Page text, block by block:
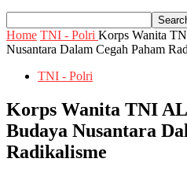
Home TNI - Polri Korps Wanita
Nusantara Dalam Cegah Paham
TNI - Polri
Korps Wanita TNI
Budaya Nusantara
Radikalisme